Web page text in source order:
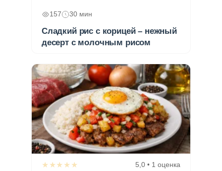
157 30 мин
Сладкий рис с корицей – нежный
десерт с молочным рисом
★★★★★ 5,0 • 1 оценка